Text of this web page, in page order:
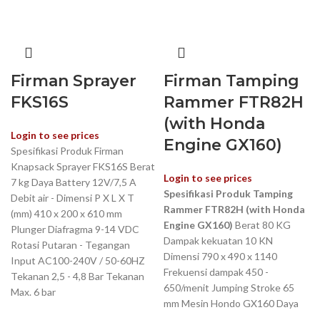
Firman Sprayer
FKS16S
Login to see prices
Spesifikasi Produk Firman
Knapsack Sprayer FKS16S Berat
7 kg Daya Battery 12V/7,5 A
Debit air - Dimensi P X L X T
(mm) 410 x 200 x 610 mm
Plunger Diafragma 9-14 VDC
Rotasi Putaran - Tegangan
Input AC100-240V / 50-60HZ
Tekanan 2,5 - 4,8 Bar Tekanan
Max. 6 bar
Firman Tamping
Rammer FTR82H
(with Honda
Engine GX160)
Login to see prices
Spesifikasi Produk Tamping
Rammer FTR82H (with Honda
Engine GX160) Berat 80 KG
Dampak kekuatan 10 KN
Dimensi 790 x 490 x 1140
Frekuensi dampak 450 -
650/menit Jumping Stroke 65
mm Mesin Hondo GX160 Daya